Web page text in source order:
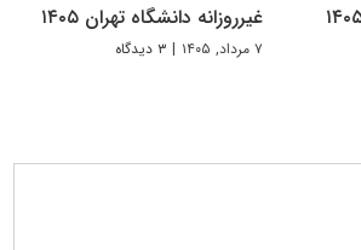
غیرروزانه دانشگاه تهران ۱۴۰۵
۷ مرداد, ۱۴۰۵ | ۳ دیدگاه